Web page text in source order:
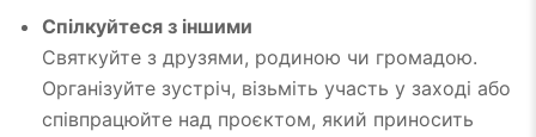
Спілкуйтеся з іншими
Святкуйте з друзями, родиною чи громадою.
Організуйте зустріч, візьміть участь у заході або
співпрацюйте над проєктом, який приносить